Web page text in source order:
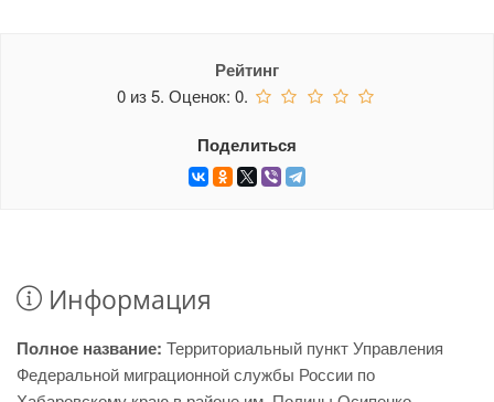
Рейтинг
0 из5. Оценок:0.
Поделиться
Информация
Полное название: Территориальный пункт Управления
Федеральной миграционной службы России по